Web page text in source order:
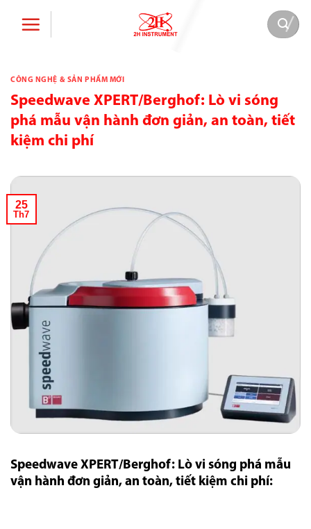
CÔNG NGHỆ & SẢN PHẨM MỚI
Speedwave XPERT/Berghof: Lò vi sóng
phá mẫu vận hành đơn giản, an toàn, tiết
kiệm chi phí
25
Th7
Speedwave XPERT/Berghof: Lò vi sóng phá mẫu
vận hành đơn giản, an toàn, tiết kiệm chi phí: